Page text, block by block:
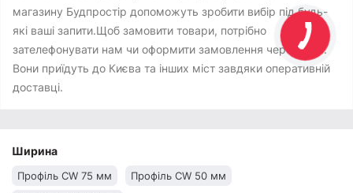
магазину Будпростір допоможуть зробити вибір під будь-
які ваші запити.Щоб замовити товари, потрібно
зателефонувати нам чи оформити замовлення через сайт.
Вони приїдуть до Києва та інших міст завдяки оперативній
доставці.
Ширина
Профіль CW 75 мм
Профіль CW 50 мм